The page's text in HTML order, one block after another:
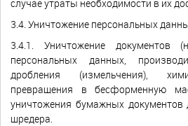
случае утраты необходимости в их
3.4. Уничтожение персональных
3.4.1. Уничтожение документов
персональных данных,
дробления (измельчения),
превращения в бесформенную
уничтожения бумажных документов
шредера.